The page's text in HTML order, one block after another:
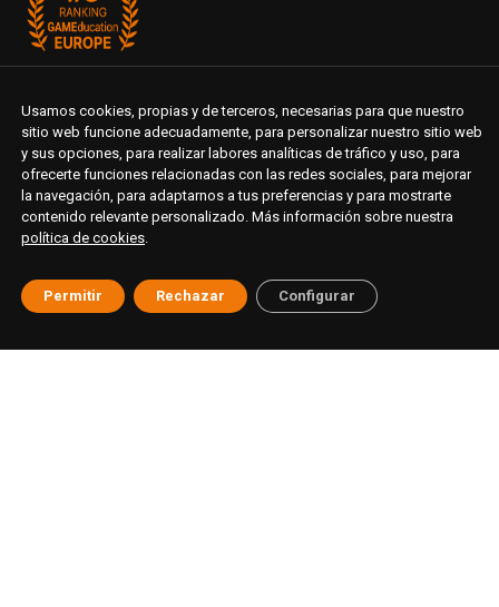
Usamos cookies, propias y de terceros, necesarias para que nuestro
sitio web funcione adecuadamente, para personalizar nuestro sitio web
y sus opciones, para realizar labores analíticas de tráfico y uso, para
ofrecerte funciones relacionadas con las redes sociales, para mejorar
la navegación, para adaptarnos a tus preferencias y para mostrarte
contenido relevante personalizado. Más información sobre nuestra
política de cookies.
Permitir Rechazar Configurar